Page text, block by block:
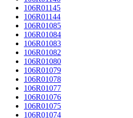
106R01145
106R01144
106R01085
106R01084
106R01083
106R01082
106R01080
106R01079
106R01078
106R01077
106R01076
106R01075
106R01074